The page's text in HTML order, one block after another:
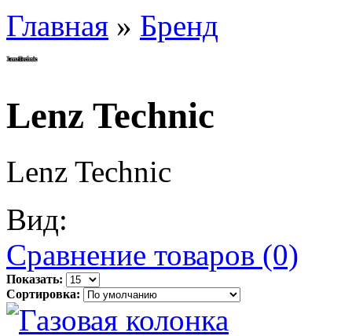
Главная » Бренд
Lenz Technic
Lenz Technic
Вид:
Сравнение товаров (0)
Показать:
Сортировка: